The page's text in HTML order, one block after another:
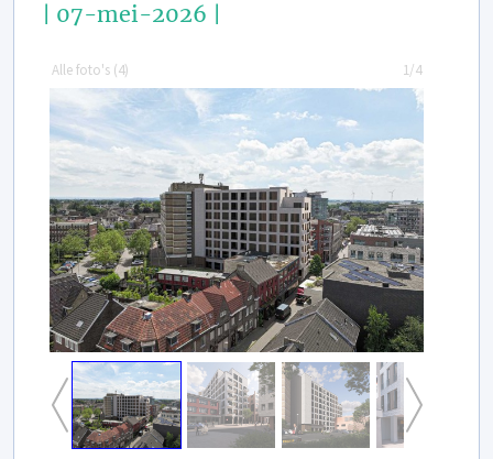
| 07-mei-2026 |
Alle foto's (4) 1/4